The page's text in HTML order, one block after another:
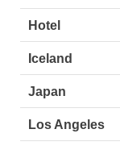
Hotel
Iceland
Japan
Los Angeles